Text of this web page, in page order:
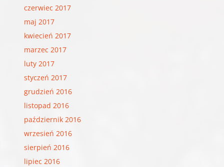
czerwiec 2017
maj 2017
kwiecień 2017
marzec 2017
luty 2017
styczeń 2017
grudzień 2016
listopad 2016
październik 2016
wrzesień 2016
sierpień 2016
lipiec 2016